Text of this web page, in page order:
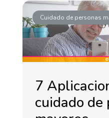
Cuidado de personas
7
cuidado de